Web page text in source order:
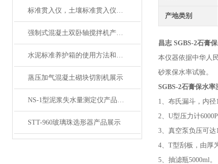
标准贯入仪，土壤标准贯入仪产品展示
强制式混凝土双卧轴搅拌机产品展示
水泥标准养护箱的使用方法和维护保养方法
蒸压加气混凝土砌块切割机展示
NS-1型泥浆失水量测定仪产品展示
STT-960玻璃珠选形器产品展示
产地类别
昌志 SGBS-2石膏
本仪器依据中华人
砂浆保水率试验。
SGBS-2石膏保水
1、布氏漏斗，内径
2、U型压力计
3、真空泵负压可达
4、T型刮板，由厚
5、抽滤瓶5000ml。